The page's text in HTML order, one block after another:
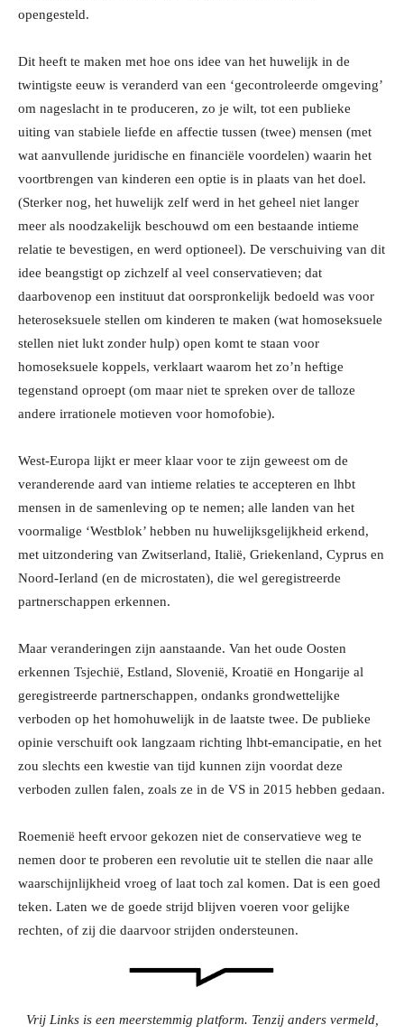
opengesteld.
Dit heeft te maken met hoe ons idee van het huwelijk in de
twintigste eeuw is veranderd van een ‘gecontroleerde omgeving’
om nageslacht in te produceren, zo je wilt, tot een publieke
uiting van stabiele liefde en affectie tussen (twee) mensen (met
wat aanvullende juridische en financiële voordelen) waarin het
voortbrengen van kinderen een optie is in plaats van het doel.
(Sterker nog, het huwelijk zelf werd in het geheel niet langer
meer als noodzakelijk beschouwd om een bestaande intieme
relatie te bevestigen, en werd optioneel). De verschuiving van dit
idee beangstigt op zichzelf al veel conservatieven; dat
daarbovenop een instituut dat oorspronkelijk bedoeld was voor
heteroseksuele stellen om kinderen te maken (wat homoseksuele
stellen niet lukt zonder hulp) open komt te staan voor
homoseksuele koppels, verklaart waarom het zo’n heftige
tegenstand oproept (om maar niet te spreken over de talloze
andere irrationele motieven voor homofobie).
West-Europa lijkt er meer klaar voor te zijn geweest om de
veranderende aard van intieme relaties te accepteren en lhbt
mensen in de samenleving op te nemen; alle landen van het
voormalige ‘Westblok’ hebben nu huwelijksgelijkheid erkend,
met uitzondering van Zwitserland, Italië, Griekenland, Cyprus en
Noord-Ierland (en de microstaten), die wel geregistreerde
partnerschappen erkennen.
Maar veranderingen zijn aanstaande. Van het oude Oosten
erkennen Tsjechië, Estland, Slovenië, Kroatië en Hongarije al
geregistreerde partnerschappen, ondanks grondwettelijke
verboden op het homohuwelijk in de laatste twee. De publieke
opinie verschuift ook langzaam richting lhbt-emancipatie, en het
zou slechts een kwestie van tijd kunnen zijn voordat deze
verboden zullen falen, zoals ze in de VS in 2015 hebben gedaan.
Roemenië heeft ervoor gekozen niet de conservatieve weg te
nemen door te proberen een revolutie uit te stellen die naar alle
waarschijnlijkheid vroeg of laat toch zal komen. Dat is een goed
teken. Laten we de goede strijd blijven voeren voor gelijke
rechten, of zij die daarvoor strijden ondersteunen.
Vrij Links is een meerstemmig platform. Tenzij anders vermeld,